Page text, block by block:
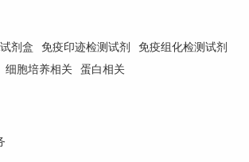
剂盒 免疫印迹检测试剂
免疫组化检测试剂
细胞培养相关 蛋白相关